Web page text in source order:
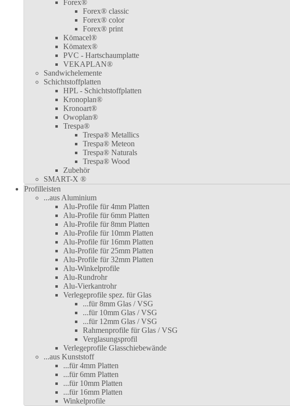
Forex®
Forex® classic
Forex® color
Forex® print
Kömacel®
Kömatex®
PVC - Hartschaumplatte
VEKAPLAN®
Sandwichelemente
Schichtstoffplatten
HPL - Schichtstoffplatten
Kronoplan®
Kronoart®
Owoplan®
Trespa®
Trespa® Metallics
Trespa® Meteon
Trespa® Naturals
Trespa® Wood
Zubehör
SMART-X ®
Profilleisten
...aus Aluminium
Alu-Profile für 4mm Platten
Alu-Profile für 6mm Platten
Alu-Profile für 8mm Platten
Alu-Profile für 10mm Platten
Alu-Profile für 16mm Platten
Alu-Profile für 25mm Platten
Alu-Profile für 32mm Platten
Alu-Winkelprofile
Alu-Rundrohr
Alu-Vierkantrohr
Verlegeprofile spez. für Glas
...für 8mm Glas / VSG
...für 10mm Glas / VSG
...für 12mm Glas / VSG
Rahmenprofile für Glas / VSG
Verglasungsprofil
Verlegeprofile Glasschiebewände
...aus Kunststoff
...für 4mm Platten
...für 6mm Platten
...für 10mm Platten
...für 16mm Platten
Winkelprofile